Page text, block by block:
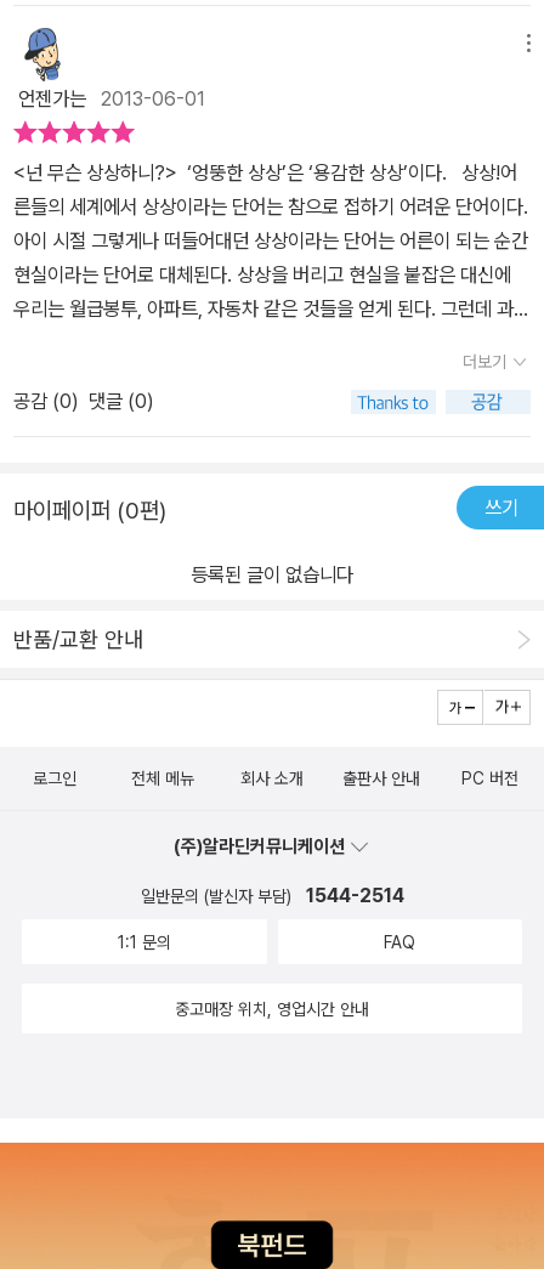
내고 엄마만 쑝하고 떠나게 되는데 본격적인 상상이 시작되는 단계라
고 생각하시면 되요~ 엄마가 비행기를 타기 위한 장면부터 이야기기
들이 모두 상상을 초월해요~이제부터는 쭈욱 상상속으로 빠져드셔
야 한답니다!!~ 사흘뒤에 돌아오겠다던 엄마는 상상열매 때문에
기억이 다 사라지게 되고...그로인해 엄마를 찾아 송송이가 제주도로
가게 되죠! 하지만 엄마를 찾는일은 결코 쉬운일이 아니였어요~ 제주
도에서 할머니의 친구 설문대 할망을 만나 엄마를 찾기위해 동분서주
하게 되면서 재미난 상상속의 이야기들이 마구 마구 쏟아져 나오게
되요~하늘에 뭉게 뭉게 구름의 꿈도 알게 되고~ 송송이는 아기 구름
송송이 생각처럼 쉽지 않았어요!실패하면 송송이는 또 다른 방법으로
엄마를 구하는데 노력해요~ 우여곡절 끝에 엄마를 구하자 송송이는
엉엉~~~~하지만 또 다른 문제가! 어떤 문제가 송송이를 힘들게 할
통해 무한한 상상의 세계를 경험하게 되고 우리 주변에 상상거리가
넘친다는 사실도 깨닫게 되었어요~ 책을 읽고 나니 아이들과 상상속
으로 빠져들 주제들이 많이 생각 나더라구요!!~ 아이들에게 상상해
면 상상하기가 너무 쉽다고 얘기할거예요^^
지지 않으려면 떠오르는 상상을 열심히 그려서 퍼낼 수 밖에 없는
걸.' (p18) 언제나처럼 엄마는 마감시간에 쫓겨 만화를 그리지 못하
고 마침내 메마른 상상의 샘을 채우기 위해 이어도로 떠난다. 그곳에
는 상상나무들이 자라는데 그 열매를 따 먹고 상상의 샘을 채우려는
것이다.엄마는 안개 짙은 날 상상선을 타고 이어도로 떠난다.그사이
송송이는 할머니와 함께 지낸다. 할머니는 진짜 위대한 마녀이다. 할
머니가 하는 마법은 모든것들의 소원을 들어주는 것이다. 메주가 되
고 싶은 콩이랑 노래 부르고 싶은 도토리 가루들의 소원을 들어주고
제주도 여행을 하고 싶은 양파 껍질들의 꿈도 이루어 준다. 그들의 바
램을 들어주는 것이 바로 할머니의 마법이다.그런데 엄마가 돌아오기
로 한날, 엄마가 상상열매를 너무 많이 먹어 기억이 다 사라져 돌아오
지 못한다는 소식을 까치가 전해준다.결국 송송이는 엄마를 찾아 이
을 날수 있지만 첨부터 그랬던거 아이데이.빗자루들이 땅을 떠나가
하늘을 자유롭게 날게 된거는, 첨으로 하늘을 날고 싶다꼬 상상한 빗
야 한다꼬 마카 그래 생각할 적에, 지 혼자 하늘을 날고 싶다꼬 상상한
빗자루, 가아가 참말로 대단한 아안기라. 마녀는 가아가 하는 상상을
까 우리 송송이같이 훌륭한 꼬마는 가아들을 잘 도와주기만 하믄 된
다.' (p38) 제주도에 도착한 송송이는 할머니의 친구 설문대할망을
이어도에 갈수 없고 송송이는 너무 어려서 들어갈수가 없게 된다.송
송이는 엄마를 데려올 친구를 찾다가 날개를 갖고 싶어하는 하늘의
아기구름을 보게 된다. '세상에 다른 상상을 하는 아아들이 없으믄, 마
구름의 상상을 도와 학으로 만든다. 학이 된 아기구름은 송송이 대신
서양의 것을 많이 따르고 있어 현대적인 느낌은 있지만 딱히 우리나
언젠가는 2013-06-01
<넌 무슨 상상하니?> ‘엉뚱한 상상’은 ‘용감한 상상’이다. 상상!어
른들의 세계에서 상상이라는 단어는 참으로 접하기 어려운 단어이다.
아이 시절 그렇게나 떠들어대던 상상이라는 단어는 어른이 되는 순간
현실이라는 단어로 대체된다. 상상을 버리고 현실을 붙잡은 대신에
우리는 월급봉투, 아파트, 자동차 같은 것들을 얻게 된다. 그런데 과연
단단한 디딤돌 위에 서 있으면서도 마음껏 상상의 날개를 펼치며 살
아갈 수는 없을까? 꼬마 마녀 송송에게서 그 해답의 실마리를 찾을
수 있지 않을까?1편에서 마녀가 되고 싶다며 좌충우돌 소동을 일으
난다. 마녀의 이야기와 상상의 섬 이어도를 연결시킨 것은 정말로 기
고 매력적인 존재였다니. 그녀뿐만 아니라 이 작품에는 다수의 멋진
마, 호기심 가득한 꼬마 마녀 송송이까지. 꼬마 마녀 송송 시리즈에는
다. 멋진 여성들이, 멋진 마녀들이 살아가는 세상은 너무나 유쾌하고,
을 한 빗자루, 커다란 날개를 가지고 싶어 하는 아기구름, 공무원 대신
한 상상은 용감한 상상이기도 하다. 지금껏 그 누구도 시도해보지 못
한 상상이기에, 그 어떤 존재도 감히 그려보지 못한 꿈이기에. 세상에
금빛 억새 우거지고 보랏빛 쑥부쟁이 가득한 다랑쉬 오름, 수평선 아
다는 비자림 등 제주의 아름다운 풍경이 주요 배경으로 등장한다. 이
더보기
공감 (0) 댓글 (0)
마이페이퍼 (0편) 쓰기
등록된 글이 없습니다
반품/교환 안내
로그인 전체 메뉴 회사 소개 출판사 안내 PC 버전
(주)알라딘커뮤니케이션
일반문의 (발신자 부담) 1544-2514
1:1 문의 FAQ
중고매장 위치, 영업시간 안내